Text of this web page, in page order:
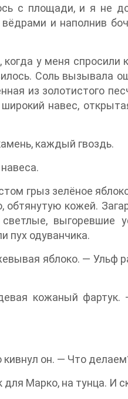
с площади, и я не
и наполнив
у меня спросили
Соль вызывала
из золотистого
навес,
каждый гвоздь.
грыз зелёное
кожей.
выгоревшие
пух одуванчика.
яблоко. — Ульф
кожаный фартук.
он. — Что
Марко, на тунца. И